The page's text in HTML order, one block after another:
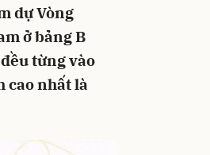
dự Vòng
ở bảng B
từng vào
cao nhất là